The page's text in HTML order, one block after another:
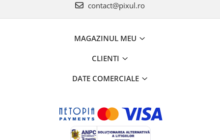
contact@pixul.ro
MAGAZINUL MEU
CLIENTI
DATE COMERCIALE